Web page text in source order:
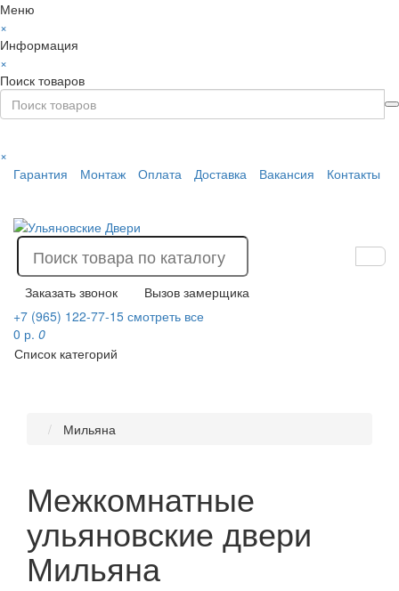
Меню
×
Информация
×
Поиск товаров
×
Гарантия
Монтаж Оплата Доставка Вакансия Контакты
Заказать звонок
Вызов замерщика
+7 (965) 122-77-15 смотреть все
0 р. 0
Список категорий
Мильяна
Межкомнатные
ульяновские двери
Мильяна